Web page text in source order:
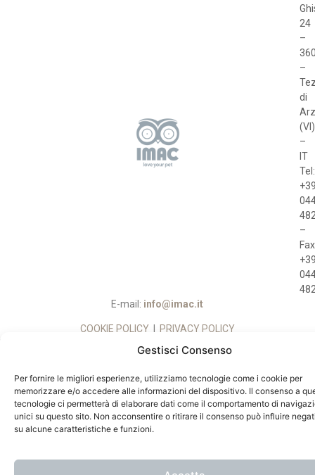
Gestisci Consenso
Per fornire le migliori esperienze, utilizziamo tecnologie come i cookie per
memorizzare e/o accedere alle informazioni del dispositivo. Il consenso a
tecnologie ci permetterà di elaborare dati come il comportamento di
unici su questo sito. Non acconsentire o ritirare il consenso può influire
su alcune caratteristiche e funzioni.
24
–
–
di
(VI)
–
IT
–
E-mail: info@imac.it
COOKIE POLICY PRIVACY POLICY
© 2024 IMAC SRL UNIPERSONALE. All Rights Reserved. P.IVA
260.000,00 Euro
IMAC NON VENDEDIRETTAMENTE AL
PUBBLICO